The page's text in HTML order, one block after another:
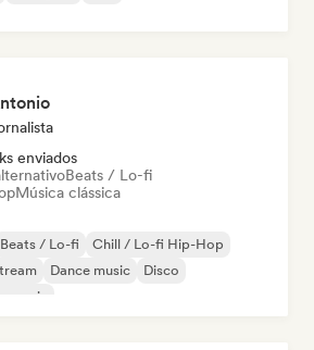
enviados
Beats / Lo-fi
Música clássica
Beats / Lo-fi
Chill / Lo-fi Hip-Hop
Dance music
Disco
music